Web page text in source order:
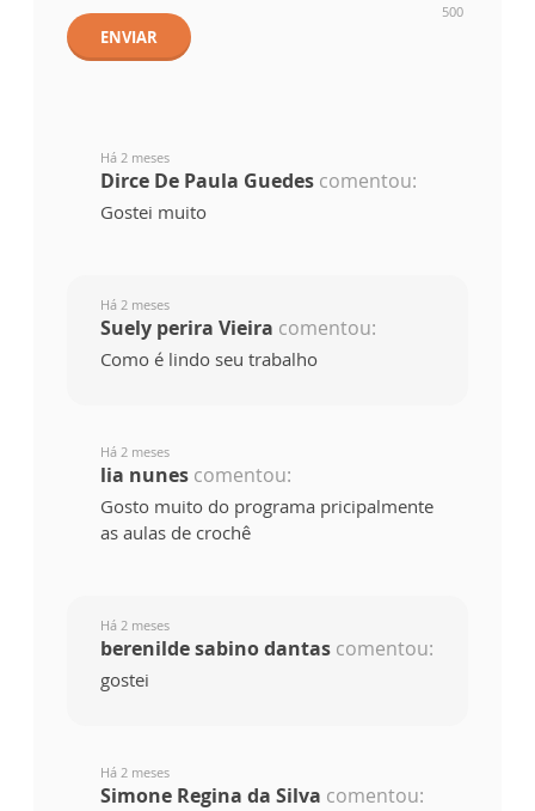
500
ENVIAR
Há 2 meses
Dirce De Paula Guedes comentou:
Gostei muito
Há 2 meses
Suely perira Vieira comentou:
Como é lindo seu trabalho
Há 2 meses
lia nunes comentou:
Gosto muito do programa pricipalmente
as aulas de crochê
Há 2 meses
berenilde sabino dantas comentou:
gostei
Há 2 meses
Simone Regina da Silva comentou: